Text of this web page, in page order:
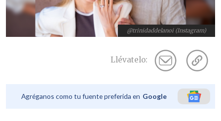
@trinidaddelanoi (Instagram)
Llévatelo:
Agréganos como tu fuente preferida en Google